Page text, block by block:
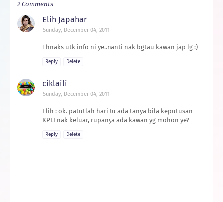
2 Comments
Elih Japahar
Sunday, December 04, 2011
Thnaks utk info ni ye..nanti nak bgtau kawan jap lg :)
Reply Delete
ciklaili
Sunday, December 04, 2011
Elih : ok. patutlah hari tu ada tanya bila keputusan
KPLI nak keluar, rupanya ada kawan yg mohon ye?
Reply Delete